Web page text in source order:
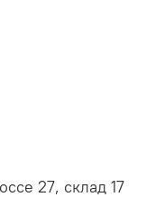
27, склад 17